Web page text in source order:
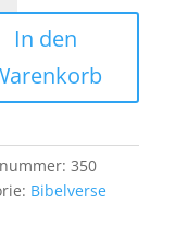
In den
350
Bibelverse